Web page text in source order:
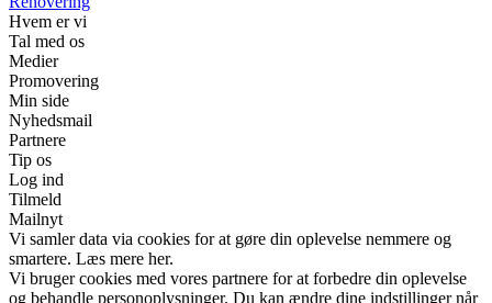
Hvem er vi
Tal med os
Medier
Promovering
Min side
Nyhedsmail
Partnere
Tip os
Log ind
Tilmeld
Mailnyt
Vi samler data via cookies for at gøre din oplevelse nemmere og
smartere. Læs mere her.
Vi bruger cookies med vores partnere for at forbedre din oplevelse
og behandle personoplysninger. Du kan ændre dine indstillinger når